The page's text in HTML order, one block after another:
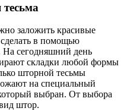
заложить красивые
в помощью
сегодняшний день
складки любой формы
шторной тесьмы
на специальный
выбран. От выбора
штор.